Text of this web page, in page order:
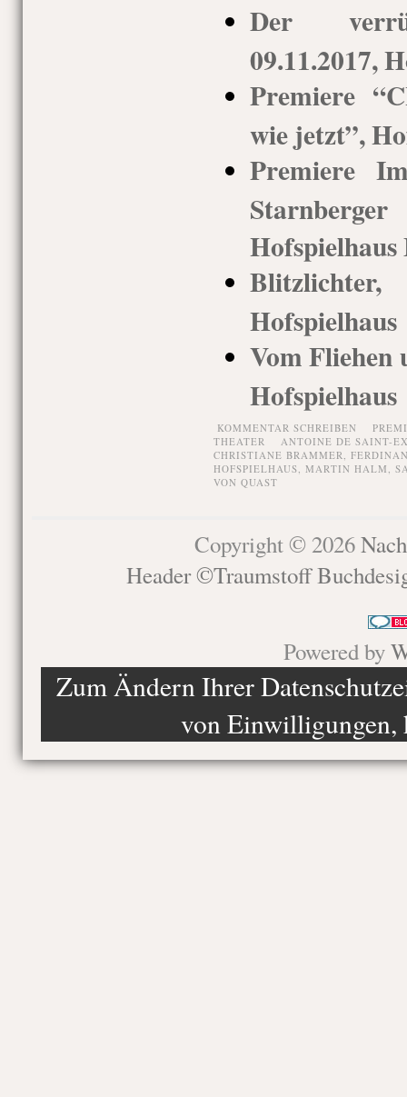
Der
09.11.2017,
Premiere
wie jetzt”,
Premiere
Hofspielhaus
Hofspielhaus
Vom Fliehen
Hofspielhaus
KOMMENTAR SCHREIBEN
THEATER
ANTOINE DE SAINT-
CHRISTIANE BRAMMER,
HOFSPIELHAUS, MARTIN HALM,
VON QUAST
Copyright © 2026
Header ©Traumstoff
Powered by
Zum Ändern Ihrer
von